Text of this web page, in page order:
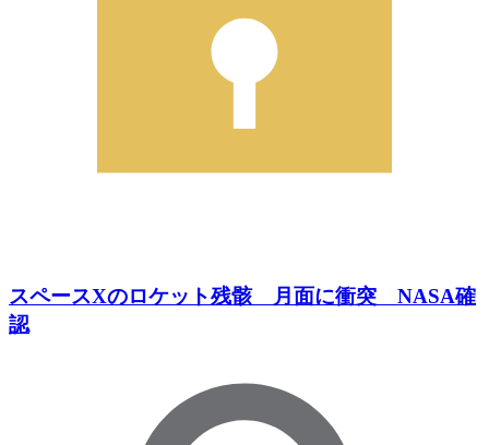
スペースXのロケット残骸 月面に衝突 NASA確
認